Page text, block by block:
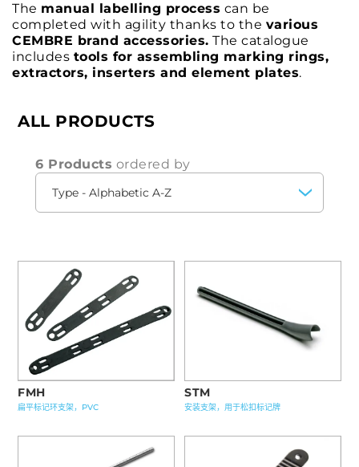
The manual labelling process can be
completed with agility thanks to the various
CEMBRE brand accessories. The catalogue
includes tools for assembling marking rings,
extractors, inserters and element plates.
ALL PRODUCTS
6 Products ordered by
FMH
扁平标记环支架，PVC
STM
安装支架，用于松扣标记牌